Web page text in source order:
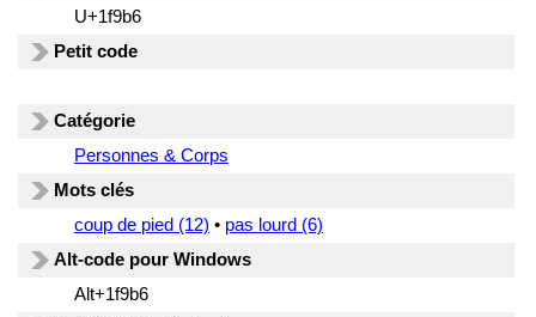
U+1f9b6
Petit code
Catégorie
Personnes & Corps
Mots clés
coup de pied (12) • pas lourd (6)
Alt-code pour Windows
Alt+1f9b6